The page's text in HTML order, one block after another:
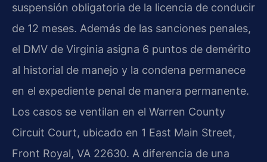
suspensión obligatoria de la licencia de conducir
de 12 meses. Además de las sanciones penales,
el DMV de Virginia asigna 6 puntos de demérito
al historial de manejo y la condena permanece
en el expediente penal de manera permanente.
Los casos se ventilan en el Warren County
Circuit Court, ubicado en 1 East Main Street,
Front Royal, VA 22630. A diferencia de una